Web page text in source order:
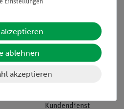
Übersicht Service
Beratung & Showroom
Inventarisierungs- &
Einräumservice
Kundendienst
Einstellungen
ablehnen
akzeptieren